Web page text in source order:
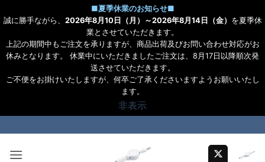
■夏季休業のお知らせ■
誠に勝手ながら、 2026年8月10日（月）～2026年8月14日（金） を夏季休
業とさせていただきます。
上記の期間中もご注文を承りますが、商品出荷及びお問い合わせ対応がお
休みとなります。 休業中にいただきましたご注文は、8月17日以降順次発
送させていただきます。
ご不便をお掛けいたしますが、何卒ご了承くださいますようお願いいたし
ます。
非表示
to
content